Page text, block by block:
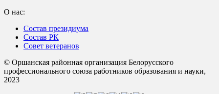
О нас:
Состав президиума
Состав РК
Совет ветеранов
© Оршанская районная организация Белорусского
профессионального союза работников образования и науки,
2023